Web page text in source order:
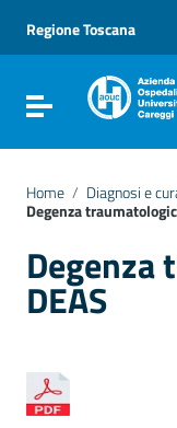
Vai al menu di
Vai al footer
Regione Toscana
Attiva / disattiva
Home / Diagnosi e
Degenza
Degenza
DEAS